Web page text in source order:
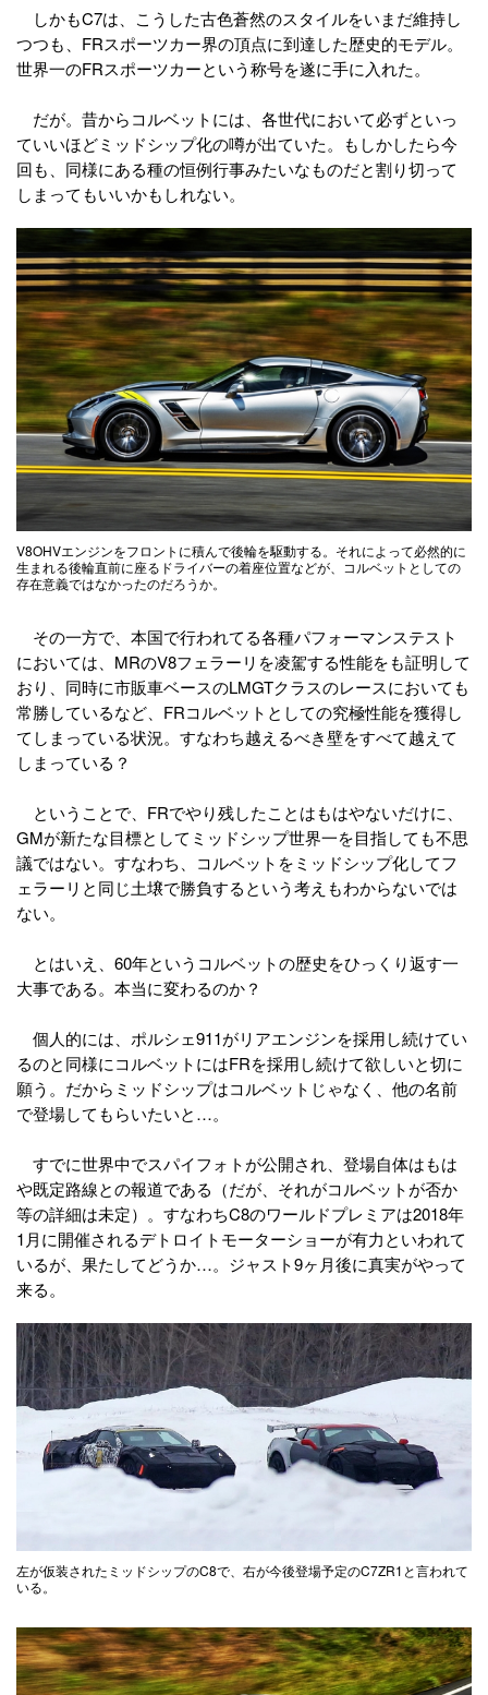
しかもC7は、こうした古色蒼然のスタイルをいまだ維持し
つつも、FRスポーツカー界の頂点に到達した歴史的モデル。
世界一のFRスポーツカーという称号を遂に手に入れた。
だが。昔からコルベットには、各世代において必ずといっ
ていいほどミッドシップ化の噂が出ていた。もしかしたら今
回も、同様にある種の恒例行事みたいなものだと割り切って
しまってもいいかもしれない。
V8OHVエンジンをフロントに積んで後輪を駆動する。それによって必然的に
生まれる後輪直前に座るドライバーの着座位置などが、コルベットとしての
存在意義ではなかったのだろうか。
その一方で、本国で行われてる各種パフォーマンステスト
においては、MRのV8フェラーリを凌駕する性能をも証明して
おり、同時に市販車ベースのLMGTクラスのレースにおいても
常勝しているなど、FRコルベットとしての究極性能を獲得し
てしまっている状況。すなわち越えるべき壁をすべて越えて
しまっている？
ということで、FRでやり残したことはもはやないだけに、
GMが新たな目標としてミッドシップ世界一を目指しても不思
議ではない。すなわち、コルベットをミッドシップ化してフ
ェラーリと同じ土壌で勝負するという考えもわからないでは
ない。
とはいえ、60年というコルベットの歴史をひっくり返す一
大事である。本当に変わるのか？
個人的には、ポルシェ911がリアエンジンを採用し続けてい
るのと同様にコルベットにはFRを採用し続けて欲しいと切に
願う。だからミッドシップはコルベットじゃなく、他の名前
で登場してもらいたいと…。
すでに世界中でスパイフォトが公開され、登場自体はもは
や既定路線との報道である（だが、それがコルベットが否か
等の詳細は未定）。すなわちC8のワールドプレミアは2018年
1月に開催されるデトロイトモーターショーが有力といわれて
いるが、果たしてどうか…。ジャスト9ヶ月後に真実がやって
来る。
左が仮装されたミッドシップのC8で、右が今後登場予定のC7ZR1と言われて
いる。